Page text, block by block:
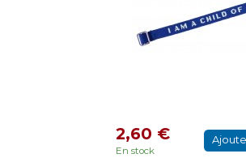
2,60 €
En stock